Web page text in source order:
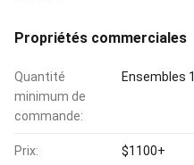
Propriétés commerciales
Quantité
minimum de
commande:
Ensembles 1
Prix: $1100+